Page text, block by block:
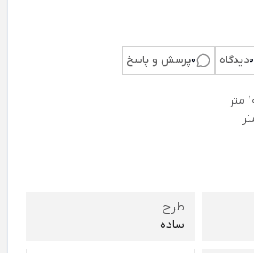
0دیدگاه 0پرسش و پاسخ
طرح
ساده